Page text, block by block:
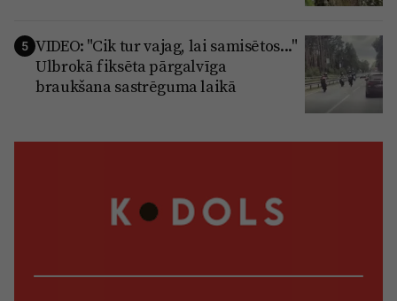
5 VIDEO: "Cik tur vajag, lai samisētos..."
Ulbrokā fiksēta pārgalvīga
braukšana sastrēguma laikā